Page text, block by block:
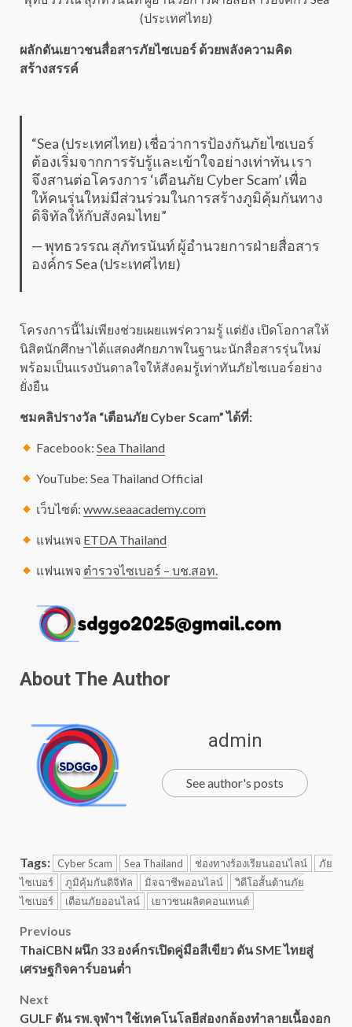
(ประเทศไทย)
ผลักดันเยาวชนสื่อสารภัยไซเบอร์ ด้วยพลังความคิด
สร้างสรรค์
“Sea (ประเทศไทย) เชื่อว่าการป้องกันภัยไซเบอร์
ต้องเริ่มจากการรับรู้และเข้าใจอย่างเท่าทัน เรา
จึงสานต่อโครงการ ‘เตือนภัย Cyber Scam’ เพื่อ
ให้คนรุ่นใหม่มีส่วนร่วมในการสร้างภูมิคุ้มกันทาง
ดิจิทัลให้กับสังคมไทย”
— พุทธวรรณ สุภัทรนันท์ ผู้อำนวยการฝ่ายสื่อสาร
องค์กรSea (ประเทศไทย)
โครงการนี้ไม่เพียงช่วยเผยแพร่ความรู้ แต่ยัง เปิดโอกาสให้
นิสิตนักศึกษาได้แสดงศักยภาพในฐานะนักสื่อสารรุ่นใหม่
พร้อมเป็นแรงบันดาลใจให้สังคมรู้เท่าทันภัยไซเบอร์อย่าง
ยั่งยืน
ชมคลิปรางวัล “เตือนภัย Cyber Scam” ได้ที่:
Facebook:Sea Thailand
YouTube: Sea Thailand Official
เว็บไซต์:www.seaacademy.com
แฟนเพจ ETDA Thailand
แฟนเพจ ตำรวจไซเบอร์ – บช.สอท.
About The Author
admin
See author's posts
Tags: Cyber Scam Sea Thailand ช่องทางร้องเรียนออนไลน์
ภัย
ไซเบอร์
ภูมิคุ้มกันดิจิทัล มิจฉาชีพออนไลน์
วิดีโอสั้นต้านภัย
ไซเบอร์
เตือนภัยออนไลน์ เยาวชนผลิตคอนเทนต์
Post
navigation
Previous
ThaiCBN ผนึก 33 องค์กรเปิดคู่มือสีเขียว ดัน SME ไทยสู่
เศรษฐกิจคาร์บอนต่ำ
Next
GULF ดัน รพ.จุฬาฯ ใช้เทคโนโลยีส่องกล้องทำลายเนื้องอก